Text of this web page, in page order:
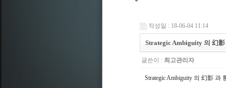
작성일 : 18-06-04 11:14
Strategic Ambiguity 의 幻
글쓴이 : 최고관리자
Strategic Ambiguity 의 幻影 과